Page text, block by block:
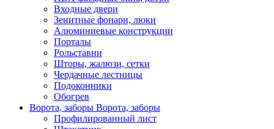
Входные двери
Зенитные фонари, люки
Алюминиевые конструкции
Порталы
Рольставни
Шторы, жалюзи, сетки
Чердачные лестницы
Подоконники
Обогрев
Ворота, заборы Ворота, заборы
Профилированный лист